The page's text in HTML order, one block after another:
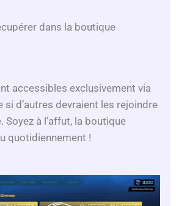
dans la boutique
accessibles exclusivement via
si d’autres devraient les rejoindre
Soyez à l’affut, la boutique
quotidiennement !